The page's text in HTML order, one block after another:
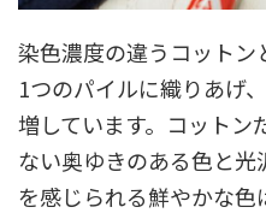
染色濃度の違うコット
1つのパイルに織りあげ
増しています。コットン
ない奥ゆきのある色と
を感じられる鮮やかな